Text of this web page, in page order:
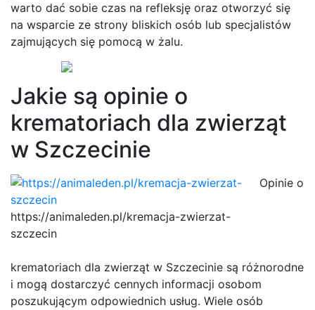
warto dać sobie czas na refleksję oraz otworzyć się
na wsparcie ze strony bliskich osób lub specjalistów
zajmujących się pomocą w żalu.
Jakie są opinie o
krematoriach dla zwierząt
w Szczecinie
https://animaleden.pl/kremacja-zwierzat-
szczecin
Opinie o
krematoriach dla zwierząt w Szczecinie są różnorodne
i mogą dostarczyć cennych informacji osobom
poszukującym odpowiednich usług. Wiele osób